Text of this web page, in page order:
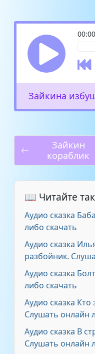
00:00
Зайкина
Зайкин
кораблик
📖 Читайте
Аудио сказка
либо скачать
Аудио сказка
разбойник.
Аудио сказка
либо скачать
Аудио сказка
Слушать онлайн
Аудио сказка В
Слушать онлайн